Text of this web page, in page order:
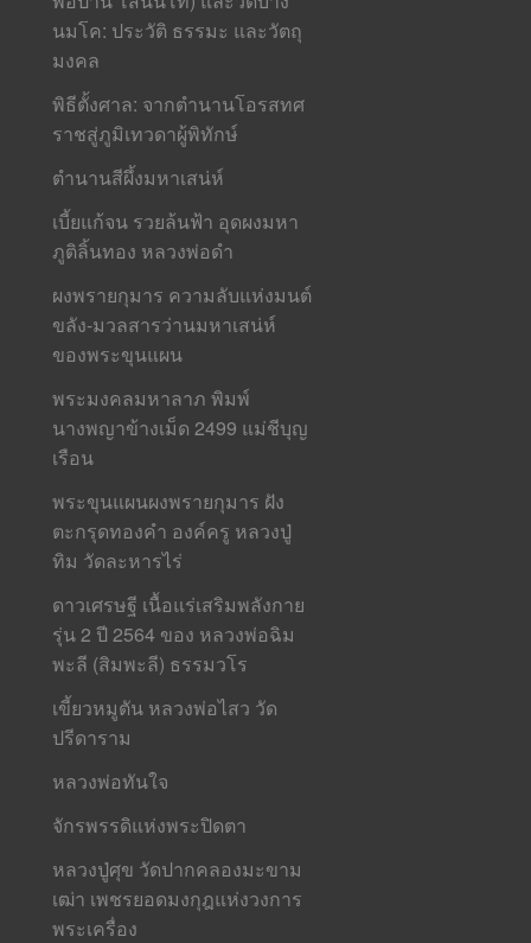
นมโค: ประวัติ ธรรมะ และวัตถุ
มงคล
พิธีตั้งศาล: จากตำนานโอรสทศ
ราชสู่ภูมิเทวดาผู้พิทักษ์
ตำนานสีผึ้งมหาเสน่ห์
เบี้ยแก้จน รวยล้นฟ้า อุดผงมหา
ภูติลิ้นทอง หลวงพ่อดำ
ผงพรายกุมาร ความลับแห่งมนต์
ขลัง-มวลสารว่านมหาเสน่ห์
ของพระขุนแผน
พระมงคลมหาลาภ พิมพ์
นางพญาข้างเม็ด 2499 แม่ชีบุญ
เรือน
พระขุนแผนผงพรายกุมาร ฝัง
ตะกรุดทองคำ องค์ครู หลวงปู่
ทิม วัดละหารไร่
ดาวเศรษฐี เนื้อแร่เสริมพลังกาย
รุ่น 2 ปี 2564 ของ หลวงพ่อฉิม
พะลี (สิมพะลี) ธรรมวโร
เขี้ยวหมูตัน หลวงพ่อไสว วัด
ปรีดาราม
หลวงพ่อทันใจ
จักรพรรดิแห่งพระปิดตา
หลวงปู่ศุข วัดปากคลองมะขาม
เฒ่า เพชรยอดมงกุฎแห่งวงการ
พระเครื่อง